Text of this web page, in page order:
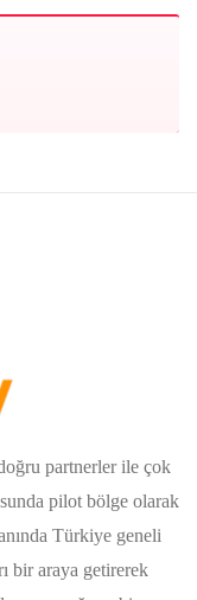
partnerler ile çok
pilot bölge olarak
Türkiye geneli
bir araya getirerek